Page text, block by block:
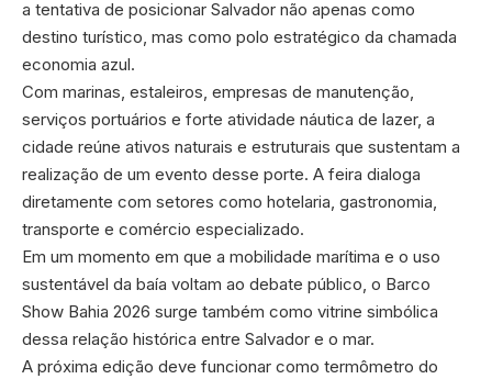
a tentativa de posicionar Salvador não apenas como
destino turístico, mas como polo estratégico da chamada
economia azul.
Com marinas, estaleiros, empresas de manutenção,
serviços portuários e forte atividade náutica de lazer, a
cidade reúne ativos naturais e estruturais que sustentam a
realização de um evento desse porte. A feira dialoga
diretamente com setores como hotelaria, gastronomia,
transporte e comércio especializado.
Em um momento em que a mobilidade marítima e o uso
sustentável da baía voltam ao debate público, o Barco
Show Bahia 2026 surge também como vitrine simbólica
dessa relação histórica entre Salvador e o mar.
A próxima edição deve funcionar como termômetro do